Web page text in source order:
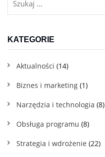
KATEGORIE
Aktualności (14)
Biznes i marketing (1)
Narzędzia i technologia (8)
Obsługa programu (8)
Strategia i wdrożenie (22)